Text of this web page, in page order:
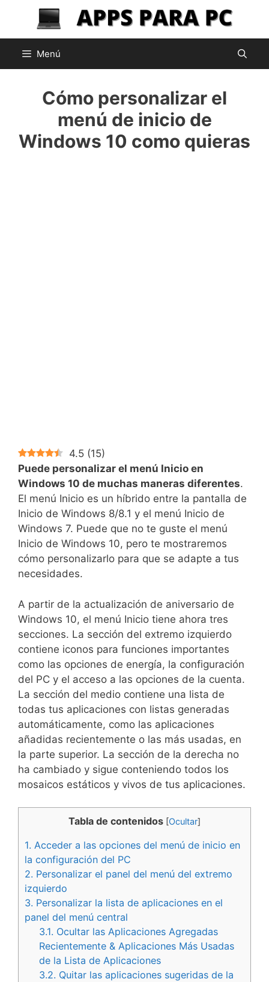
contenido
Menú
Cómo personalizar el
menú de inicio de
Windows 10 como quieras
4.5 (15)
Puede personalizar el menú Inicio en
Windows 10 de muchas maneras diferentes.
El menú Inicio es un híbrido entre la pantalla de
Inicio de Windows 8/8.1 y el menú Inicio de
Windows 7. Puede que no te guste el menú
Inicio de Windows 10, pero te mostraremos
cómo personalizarlo para que se adapte a tus
necesidades.
A partir de la actualización de aniversario de
Windows 10, el menú Inicio tiene ahora tres
secciones. La sección del extremo izquierdo
contiene iconos para funciones importantes
como las opciones de energía, la configuración
del PC y el acceso a las opciones de la cuenta.
La sección del medio contiene una lista de
todas tus aplicaciones con listas generadas
automáticamente, como las aplicaciones
añadidas recientemente o las más usadas, en
la parte superior. La sección de la derecha no
ha cambiado y sigue conteniendo todos los
mosaicos estáticos y vivos de tus aplicaciones.
Tabla de contenidos [Ocultar]
1. Acceder a las opciones del menú de inicio en
la configuración del PC
2. Personalizar el panel del menú del extremo
izquierdo
3. Personalizar la lista de aplicaciones en el
panel del menú central
3.1. Ocultar las Aplicaciones Agregadas
Recientemente & Aplicaciones Más Usadas
de la Lista de Aplicaciones
3.2. Quitar las aplicaciones sugeridas de la